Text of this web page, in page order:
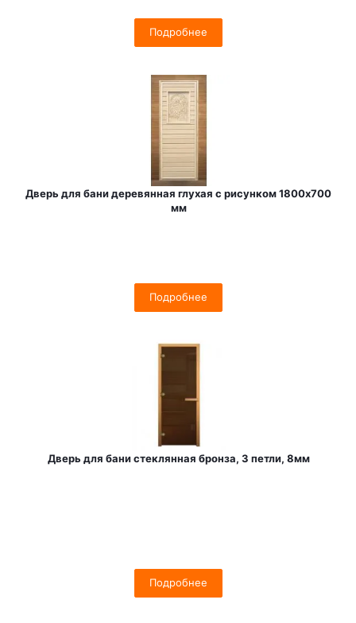
Подробнее
Дверь для бани деревянная глухая с рисунком 1800х700
мм
Подробнее
Дверь для бани стеклянная бронза, 3 петли, 8мм
Подробнее